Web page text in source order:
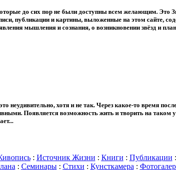
неудивительно, хотя и не так. Через какое-то время
Появляется возможность жить и творить на таком
: Источник Жизни : Книги : Публикации :
: Семинары: Стихи : Кунсткамера :